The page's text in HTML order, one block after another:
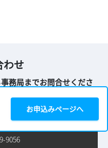
お申込みページへ
わせ
務局までお問合せくださ
土日祝を除く）
9056